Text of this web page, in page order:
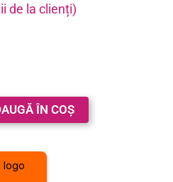
de la clienți)
ÎN COȘ